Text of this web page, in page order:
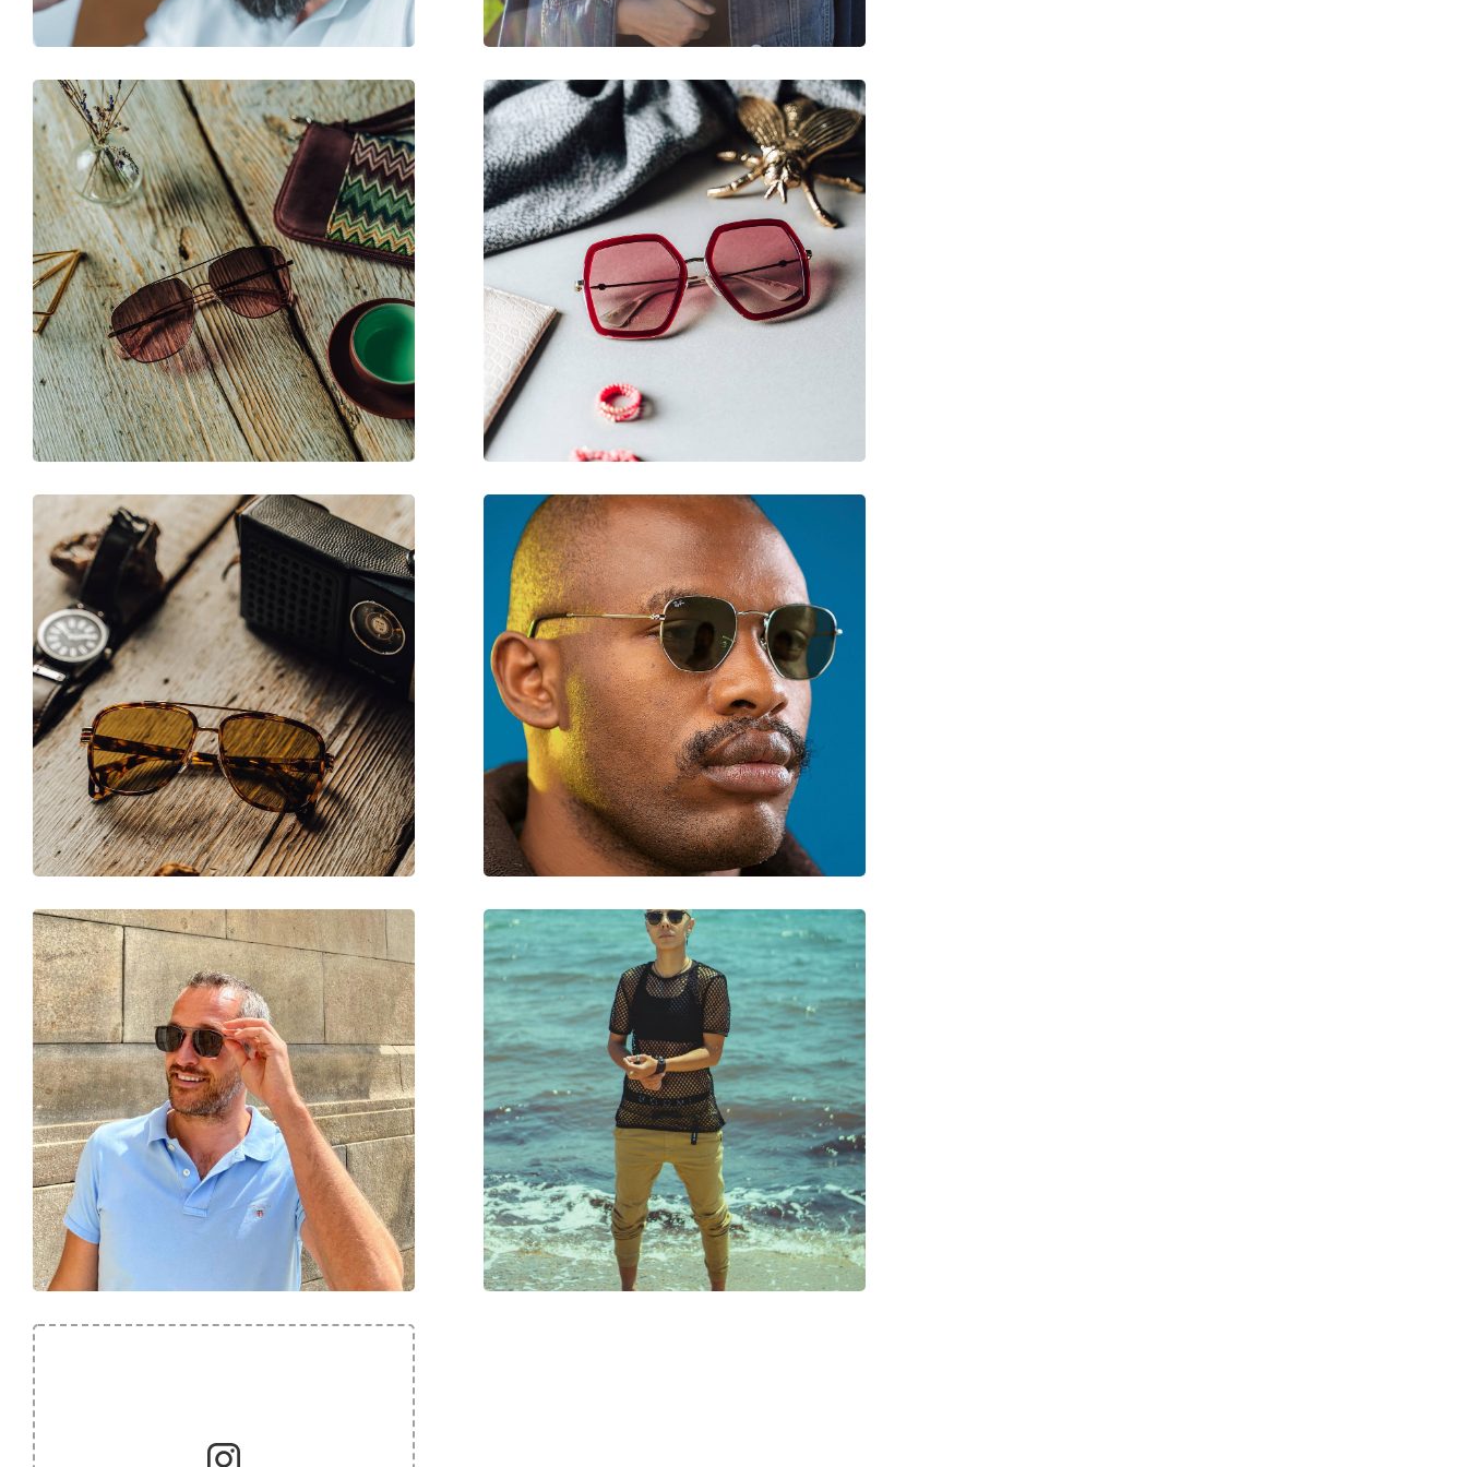
Balama flexibilă:
Nu
Accesorii
Suport:
Da
Lavetă pentru curățat:
Da
Altele
Sex:
Femei
Categorie:
Ochelari de soare
Brand:
Tom Ford
Utilizare:
Modă
Cod:
FT0844/S 52H 58